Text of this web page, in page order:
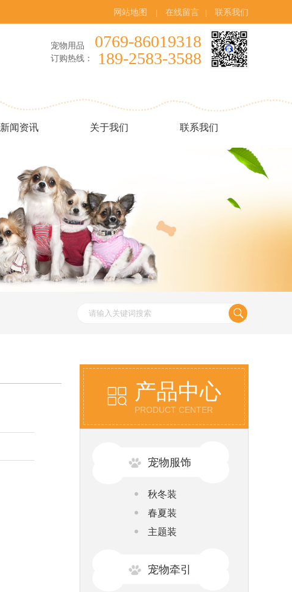
网站地图 在线留言 联系我们
宠物用品
订购热线：
0769-86019318
189-2583-3588
新闻资讯 关于我们 联系我们
产品中心
PRODUCT CENTER
宠物服饰
秋冬装
春夏装
主题装
宠物牵引